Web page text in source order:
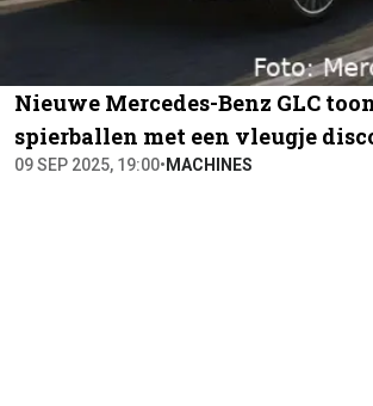
Nieuwe Mercedes-Benz GLC
spierballen met een vleugje
09 SEP 2025, 19:00• MACHINES